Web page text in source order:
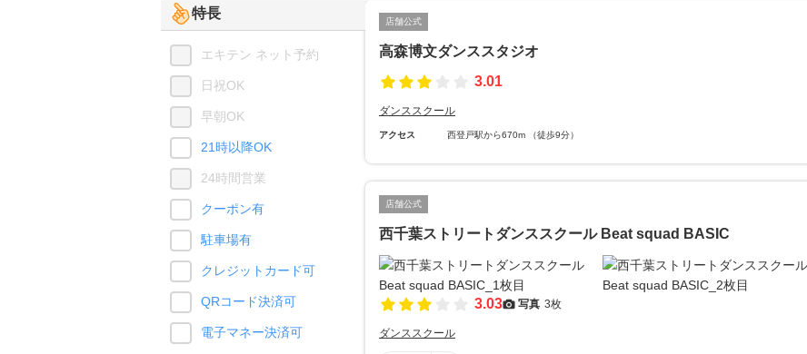
店舗公式
高森博文ダンススタジオ
3.01
ダンススクール
アクセス 西登戸駅から670m （徒歩9分）
店舗公式
西千葉ストリートダンススクール Beat squad BASIC
3.03 写真 3枚
ダンススクール
特長
エキテン ネット予約
日祝OK
早朝OK
21時以降OK
24時間営業
クーポン有
駐車場有
クレジットカード可
QRコード決済可
電子マネー決済可